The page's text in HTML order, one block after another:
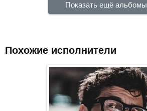
Показать ещё альбомы
Похожие исполнители